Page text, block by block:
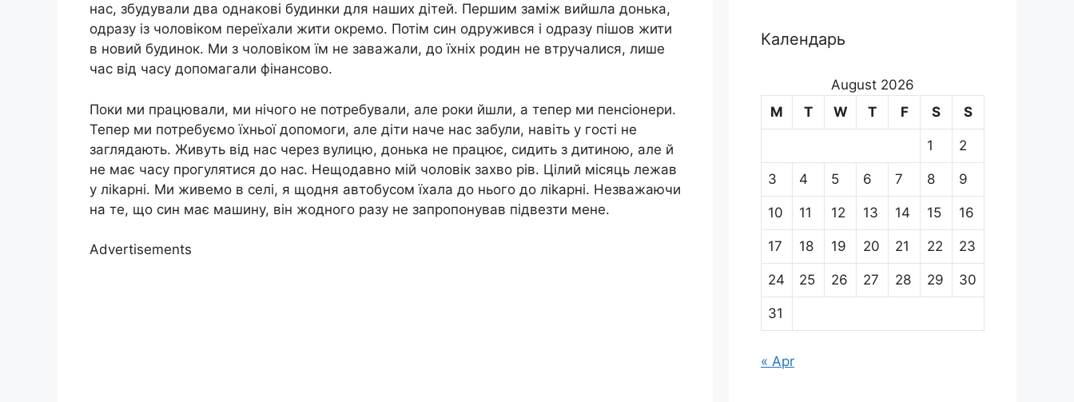
нас, збудували два однакові будинки для наших дітей. Першим заміж вийшла донька,
одразу із чоловіком переїхали жити окремо. Потім син одружився і одразу пішов жити
в новий будинок. Ми з чоловіком їм не заважали, до їхніх родин не втручалися, лише
час від часу допомагали фінансово.
Поки ми працювали, ми нічого не потребували, але роки йшли, а тепер ми пенсіонери.
Тепер ми потребуємо їхньої допомоги, але діти наче нас забули, навіть у гості не
заглядають. Живуть від нас через вулицю, донька не працює, сидить з дитиною, але й
не має часу прогулятися до нас. Нещодавно мій чоловік захво рів. Цілий місяць лежав
у ліkарні. Ми живемо в селі, я щодня автобусом їхала до нього до ліkарні. Незважаючи
на те, що син має машину, він жодного разу не запропонував підвезти мене.
Advertisements
Календарь
August 2026
M
T W T F S S
1 2
3 4 5 6 7 8 9
10 11 12 13 14 15 16
17 18 19 20 21 22 23
24 25 26 27 28 29 30
31
« Apr